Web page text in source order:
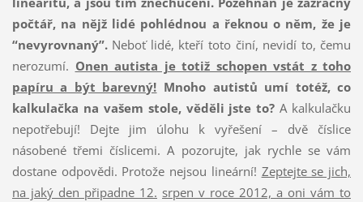
počtář, na nějž lidé pohlédnou a řeknou o něm, že je
“nevyrovnaný”.Neboť lidé, kteří toto činí, nevidí to, čemu
nerozumí. Onen autista je totiž schopen vstát z toho
papíru a být barevný! Mnoho autistů umí totéž, co
kalkulačka na vašem stole, věděli jste to? A kalkulačku
nepotřebují! Dejte jim úlohu k vyřešení – dvě číslice
násobené třemi číslicemi. A pozorujte, jak rychle se vám
dostane odpovědi. Protože nejsou lineární! Zeptejte se jich,
na jaký den připadne 12. srpen v roce 2012, a oni vám to